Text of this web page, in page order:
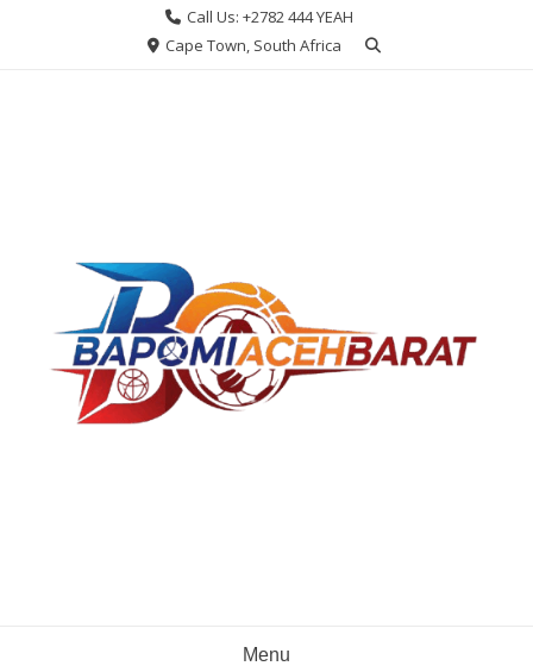
Call Us: +2782 444 YEAH
Cape Town, South Africa
Menu